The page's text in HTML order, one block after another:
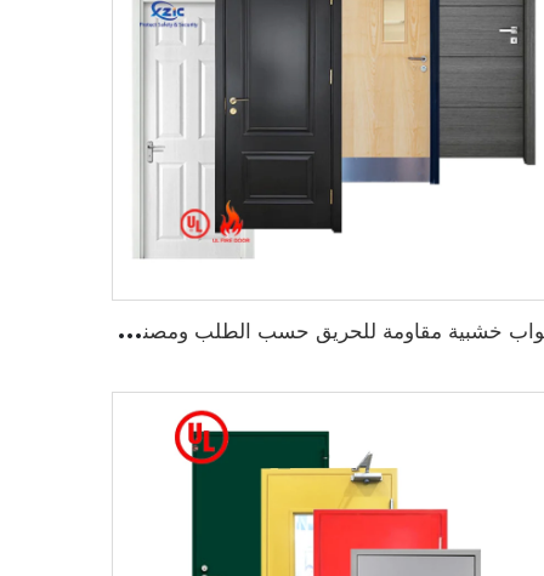
أ
بواب خشبية مقاومة للحريق حسب الطلب ومصنفة من قبل UL لأبواب المستشفيات التجارية